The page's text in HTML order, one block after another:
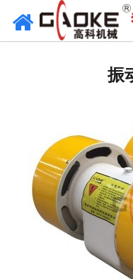
振